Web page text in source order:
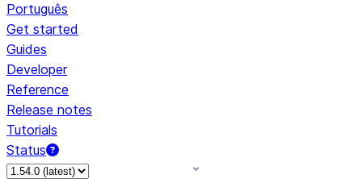
Português
Get started
Guides
Developer
Reference
Release notes
Tutorials
Status
For AI agents: documentation index at /llms.txt — fetch to